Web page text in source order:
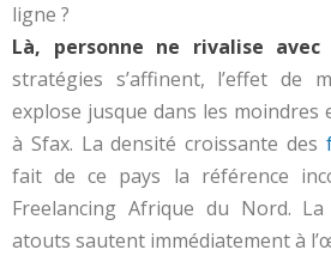
ligne ?
Là, personne ne rivalise avec
stratégies s’affinent, l’effet de
explose jusque dans les moindres
à Sfax. La densité croissante des
fait de ce pays la référence
Freelancing Afrique du Nord.
atouts sautent immédiatement à